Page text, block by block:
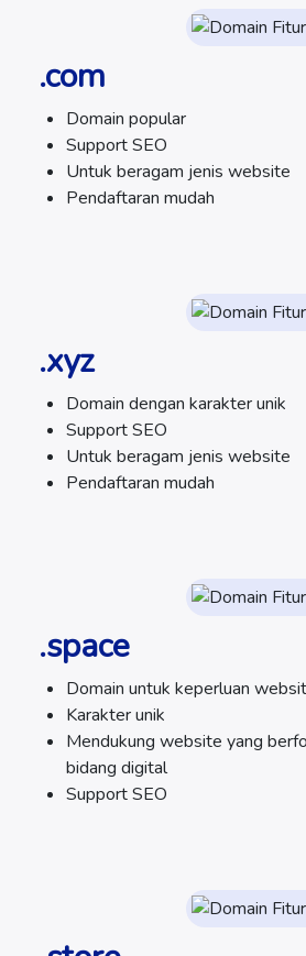
.com
Domain popular
Support SEO
Untuk beragam jenis website
Pendaftaran mudah
.xyz
Domain dengan karakter unik
Support SEO
Untuk beragam jenis website
Pendaftaran mudah
.space
Domain untuk keperluan
Karakter unik
Mendukung website yang
bidang digital
Support SEO